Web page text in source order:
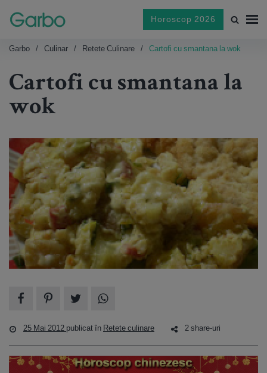
Horoscop 2026
Garbo Culinar Retete Culinare Cartofi cu smantana la wok
Cartofi cu smantana la
wok
25 Mai 2012 publicat în Retete culinare 2 share-uri